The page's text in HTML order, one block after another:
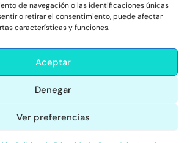
de navegación o las identificaciones únicas
o retirar el consentimiento, puede afectar
características y funciones.
Aceptar
Denegar
Ver preferencias
© comolocuento